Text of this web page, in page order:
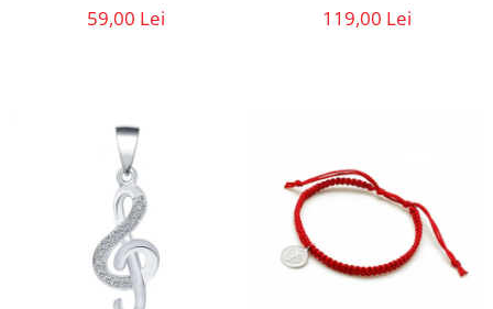
59,00 Lei 119,00 Lei